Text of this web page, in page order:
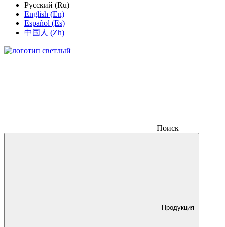
Русский (Ru)
English (En)
Español (Es)
中国人 (Zh)
Поиск
Продукция